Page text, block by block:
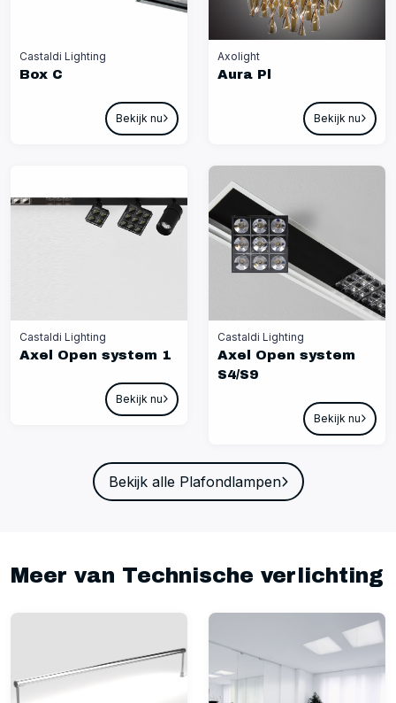
Castaldi Lighting
Box C
Bekijk nu
Axolight
Aura Pl
Bekijk nu
Castaldi Lighting
Axel Open system 1
Bekijk nu
Castaldi Lighting
Axel Open system
S4/S9
Bekijk nu
Bekijk alle Plafondlampen
Meer van Technische verlichting